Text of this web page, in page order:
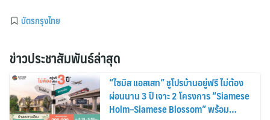
บัตรกรุงไทย
ข่าวประชาสัมพันธ์ล่าสุด
“ไซมิส แอสเสท” ชูโปรบ้านอยู่ฟรี ไม่ต้อง
ผ่อนนาน 3 ปี เจาะ 2 โครงการ “Siamese
Holm–Siamese Blossom” พร้อม